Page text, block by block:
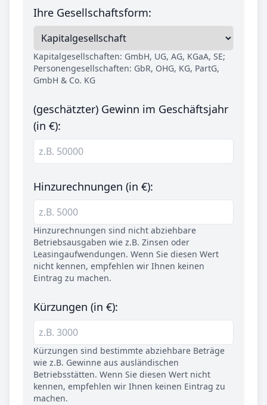
Ihre Gesellschaftsform:
Kapitalgesellschaften: GmbH, UG, AG, KGaA, SE;
Personengesellschaften: GbR, OHG, KG, PartG,
GmbH & Co. KG
(geschätzter) Gewinn im Geschäftsjahr
(in €):
Hinzurechnungen (in €):
Hinzurechnungen sind nicht abziehbare
Betriebsausgaben wie z.B. Zinsen oder
Leasingaufwendungen. Wenn Sie diesen Wert
nicht kennen, empfehlen wir Ihnen keinen
Eintrag zu machen.
Kürzungen (in €):
Kürzungen sind bestimmte abziehbare Beträge
wie z.B. Gewinne aus ausländischen
Betriebsstätten. Wenn Sie diesen Wert nicht
kennen, empfehlen wir Ihnen keinen Eintrag zu
machen.